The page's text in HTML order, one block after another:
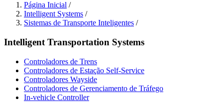
Página Inicial /
Intelligent Systems /
Sistemas de Transporte Inteligentes /
Intelligent Transportation Systems
Controladores de Trens
Controladores de Estação Self-Service
Controladores Wayside
Controladores de Gerenciamento de Tráfego
In-vehicle Controller